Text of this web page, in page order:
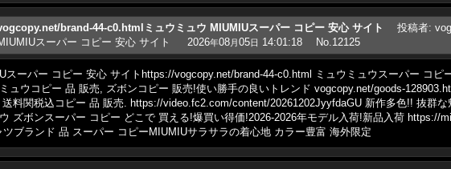
brand-44-c0.htmlミュウミュウ MIUMIUスーパー コピー 安心 サイト 投稿者:
スーパー コピー 安心 サイト
2026年08月05日 14:01:18 No.12125
スーパー コピー 安心 サイトhttps://vogcopy.net/brand-44-c0.html ミュウミュウスーパー コ
ュウコピー 品 販売, ズボンコピー 販売!使い勝手の良いトレンド vogcopy.net/goods-
料関税込コピー 品 販売. https://video.fc2.com/content/20261202JyyfdaGU 新作多色!! 抜群
ズボンスーパー コピー どこで 買える!爆買い得価!2026-2026年モデル入荷!新品入荷 https://
ツブランド 品 スーパー コピーMIUMIUサラサラの着心地 カラー豊富 海外限定